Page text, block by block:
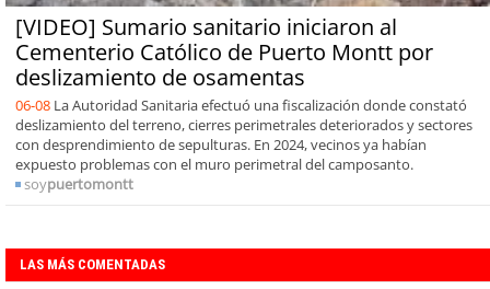
[VIDEO] Sumario sanitario iniciaron al
Cementerio Católico de Puerto Montt por
deslizamiento de osamentas
06-08 La Autoridad Sanitaria efectuó una fiscalización donde constató
deslizamiento del terreno, cierres perimetrales deteriorados y sectores
con desprendimiento de sepulturas. En 2024, vecinos ya habían
expuesto problemas con el muro perimetral del camposanto.
soypuertomontt
LAS MÁS COMENTADAS